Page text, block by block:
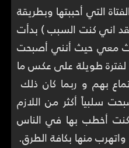
التي أحببتها وبطريقة
اني كنت السبب ) بدأت
معي حيث أنني أصبحت
طويلة على عكس ما
بهم و ربما كان ذلك
سلبياً أكثر من اللازم
أخطب بها في الناس
منها بكافة الطرق.